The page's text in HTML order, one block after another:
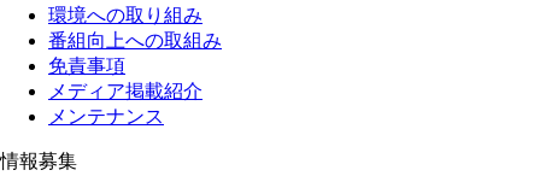
環境への取り組み
番組向上への取組み
免責事項
メディア掲載紹介
メンテナンス
情報募集